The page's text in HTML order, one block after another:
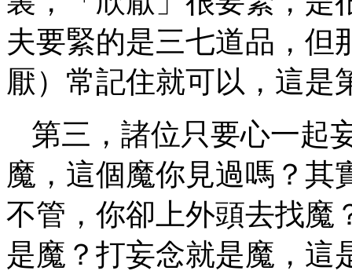
夫要緊的是三七道品，但
厭）常記住就可以，這是
第三，諸位只要心一起
魔，這個魔你見過嗎？其
不管，你卻上外頭去找魔
是魔？打妄念就是魔，這